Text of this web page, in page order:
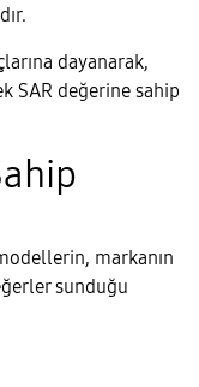
dayanarak,
SAR değerine sahip
markanın
sunduğu